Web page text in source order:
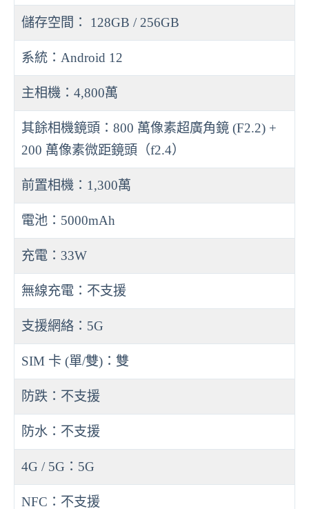
儲存空間： 128GB / 256GB
系統：Android 12
主相機：4,800萬
其餘相機鏡頭：800 萬像素超廣角鏡 (F2.2) +
200 萬像素微距鏡頭（f2.4）
前置相機：1,300萬
電池：5000mAh
充電：33W
無線充電：不支援
支援網絡：5G
SIM 卡 (單/雙)：雙
防跌：不支援
防水：不支援
4G / 5G：5G
NFC：不支援